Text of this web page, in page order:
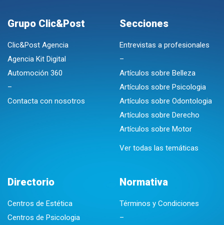
Grupo Clic&Post
Clic&Post Agencia
Agencia Kit Digital
Automoción 360
–
Contacta con nosotros
Secciones
Entrevistas a profesionales
–
Artículos sobre Belleza
Artículos sobre Psicologia
Artículos sobre Odontologia
Artículos sobre Derecho
Artículos sobre Motor
Ver todas las temáticas
Directorio
Centros de Estética
Centros de Psicologia
Normativa
Términos y Condiciones
–